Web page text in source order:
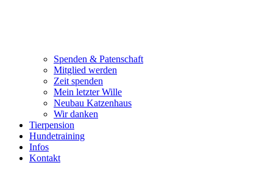
Spenden & Patenschaft
Mitglied werden
Zeit spenden
Mein letzter Wille
Neubau Katzenhaus
Wir danken
Tierpension
Hundetraining
Infos
Kontakt